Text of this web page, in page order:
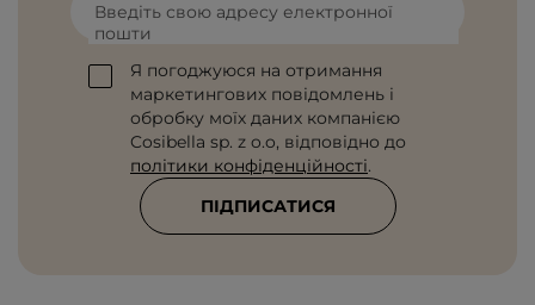
Введіть свою адресу електронної
пошти
Я погоджуюся на отримання
маркетингових повідомлень і
обробку моїх даних компанією
Cosibella sp. z o.o, відповідно до
політики конфіденційності.
ПІДПИСАТИСЯ